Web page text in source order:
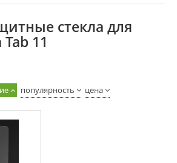
стекла для
11
популярность цена